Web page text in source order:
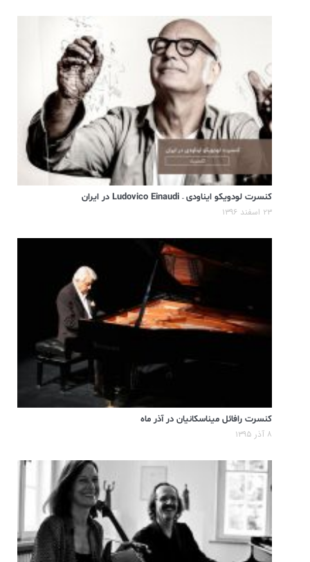
کنسرت لودویکو ایناودی – Ludovico Einaudi در ایران
۲۳ اسفند ۱۳۹۶
کنسرت رافائل میناسکانیان در آذر ماه
۸ آذر ۱۳۹۵